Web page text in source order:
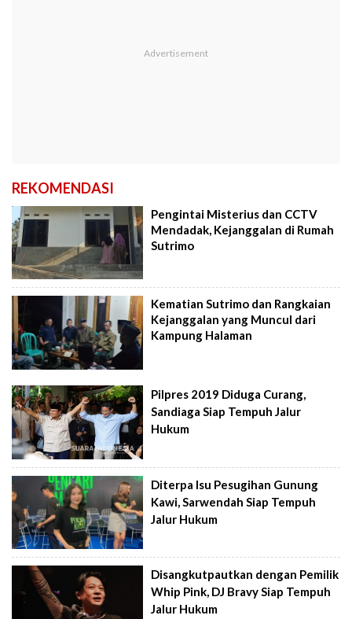
REKOMENDASI
Pengintai Misterius dan CCTV
Mendadak, Kejanggalan di Rumah
Sutrimo
Kematian Sutrimo dan Rangkaian
Kejanggalan yang Muncul dari
Kampung Halaman
Pilpres 2019 Diduga Curang,
Sandiaga Siap Tempuh Jalur
Hukum
Diterpa Isu Pesugihan Gunung
Kawi, Sarwendah Siap Tempuh
Jalur Hukum
Disangkutpautkan dengan Pemilik
Whip Pink, DJ Bravy Siap Tempuh
Jalur Hukum